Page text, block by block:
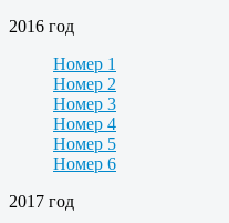
2016 год
Номер 1
Номер 2
Номер 3
Номер 4
Номер 5
Номер 6
2017 год